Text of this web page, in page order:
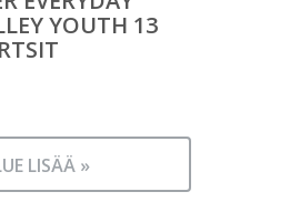
YOUTH 13
LISÄÄ »